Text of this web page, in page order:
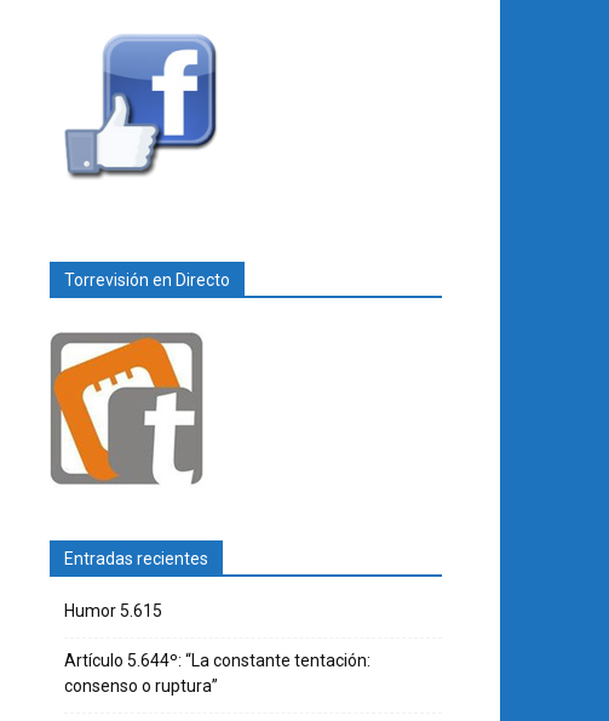
Torrevisión en Directo
Entradas recientes
Humor 5.615
Artículo 5.644º: “La constante tentación:
consenso o ruptura”